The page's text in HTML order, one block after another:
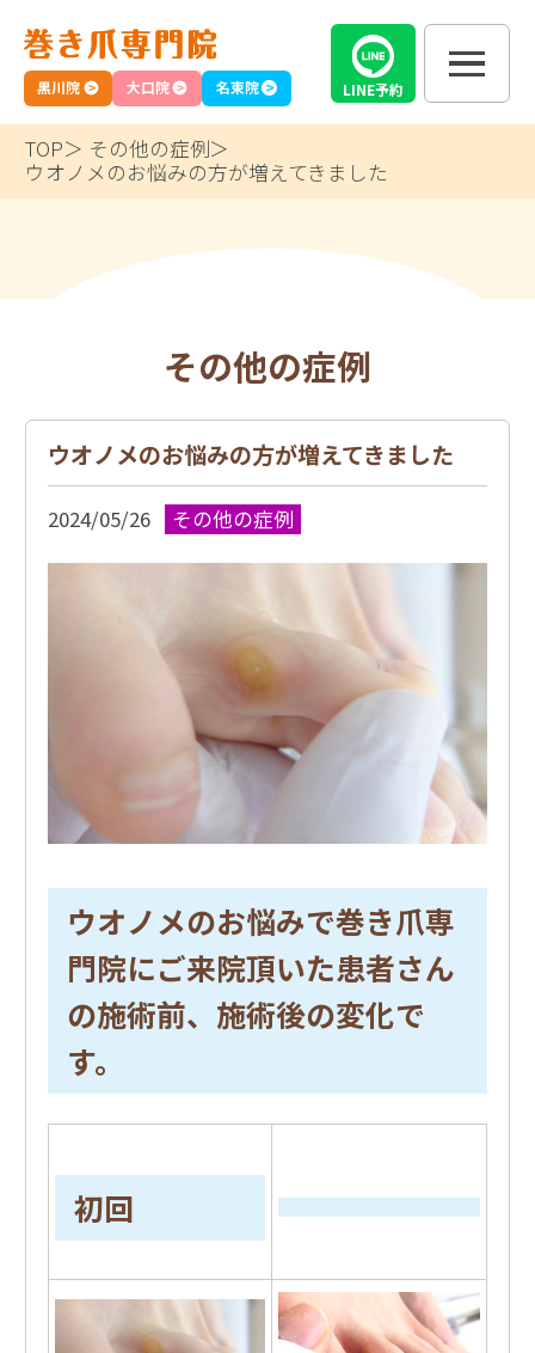
名東院
黒川院 大口院 LINE予約
TOP
その他の症例
ウオノメのお悩みの方が増えてきました
その他の症例
ウオノメのお悩みの方が増えてきました
2024/05/26 その他の症例
ウオノメのお悩みで巻き爪専
門院にご来院頂いた患者さん
の施術前、施術後の変化で
す。
初回